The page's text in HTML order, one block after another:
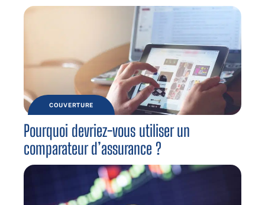
COUVERTURE
Pourquoi devriez-vous utiliser un
comparateur d’assurance ?